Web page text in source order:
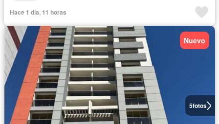
Hace 1 día, 11 horas
5fotos
Nuevo